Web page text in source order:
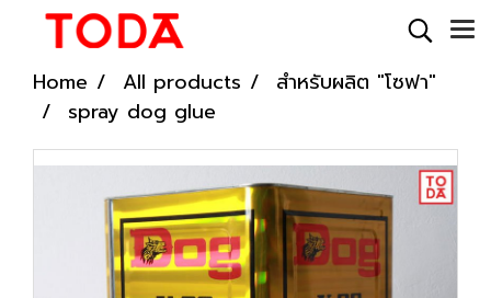
Home All products
สำหรับผลิต "โซฟา"
spray dog ​​glue